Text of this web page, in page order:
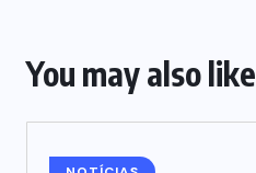
You may also like